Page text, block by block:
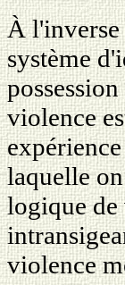
À l'inverse
système
violence
laquelle
logique de
violence